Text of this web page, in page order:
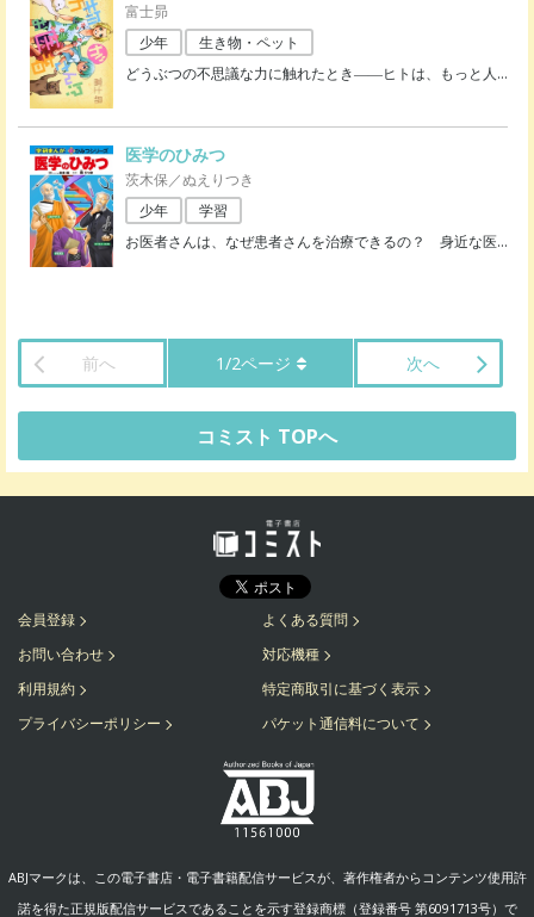
富士昴
少年
生き物・ペット
どうぶつの不思議な力に触れたとき――ヒトは、もっと人…
医学のひみつ
茨木保／ぬえりつき
少年
学習
お医者さんは、なぜ患者さんを治療できるの？ 身近な医…
前へ 1/2ページ 次へ
コミスト TOPへ
会員登録
よくある質問
お問い合わせ
対応機種
利用規約
特定商取引に基づく表示
プライバシーポリシー
パケット通信料について
ABJマークは、この電子書店・電子書籍配信サービスが、著作権者からコンテンツ使用許
諾を得た正規版配信サービスであることを示す登録商標（登録番号 第6091713号）で